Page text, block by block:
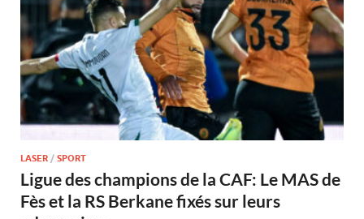
LASER / SPORT
Ligue des champions de la CAF: Le MAS de
Fès et la RS Berkane fixés sur leurs